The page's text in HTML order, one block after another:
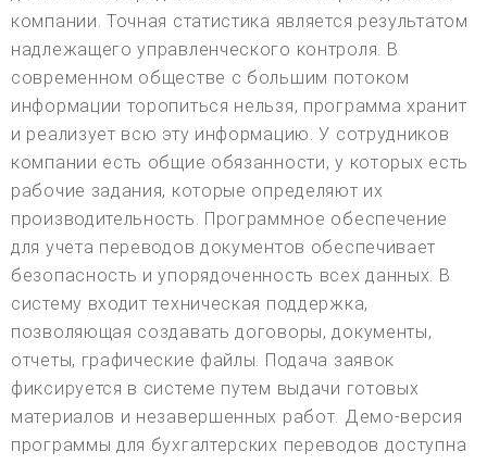
компании. Точная статистика является результатом
надлежащего управленческого контроля. В
современном обществе с большим потоком
информации торопиться нельзя, программа хранит
и реализует всю эту информацию. У сотрудников
компании есть общие обязанности, у которых есть
рабочие задания, которые определяют их
производительность. Программное обеспечение
для учета переводов документов обеспечивает
безопасность и упорядоченность всех данных. В
систему входит техническая поддержка,
позволяющая создавать договоры, документы,
отчеты, графические файлы. Подача заявок
фиксируется в системе путем выдачи готовых
материалов и незавершенных работ. Демо-версия
программы для бухгалтерских переводов доступна